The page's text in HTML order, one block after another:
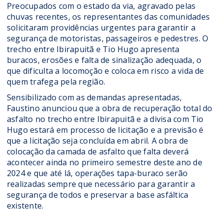
Preocupados com o estado da via, agravado pelas
chuvas recentes, os representantes das comunidades
solicitaram providências urgentes para garantir a
segurança de motoristas, passageiros e pedestres. O
trecho entre Ibirapuitã e Tio Hugo apresenta
buracos, erosões e falta de sinalização adequada, o
que dificulta a locomoção e coloca em risco a vida de
quem trafega pela região.
Sensibilizado com as demandas apresentadas,
Faustino anunciou que a obra de recuperação total do
asfalto no trecho entre Ibirapuitã e a divisa com Tio
Hugo estará em processo de licitação e a previsão é
que a licitação seja concluída em abril. A obra de
colocação da camada de asfalto que falta deverá
acontecer ainda no primeiro semestre deste ano de
2024 e que até lá, operações tapa-buraco serão
realizadas sempre que necessário para garantir a
segurança de todos e preservar a base asfáltica
existente.